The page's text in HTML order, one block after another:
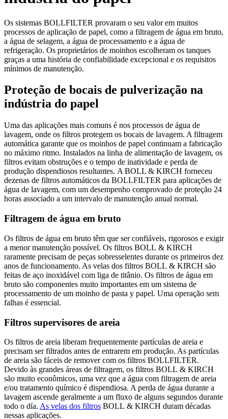
Os sistemas BOLLFILTER provaram o seu valor em muitos
processos de aplicação de papel, como a filtragem de água em bruto,
a água de selagem, a água de processamento e a água de
refrigeração. Os proprietários de moinhos escolheram os tanques
graças a uma história de confiabilidade excepcional e os requisitos
mínimos de manutenção.
Proteção de bocais de pulverização na
indústria do papel
Uma das aplicações mais comuns é nos processos de água de
lavagem, onde os filtros protegem os bocais de lavagem. A filtragem
automática garante que os moinhos de papel continuam a fabricação
no máximo ritmo. Instalados na linha de alimentação de lavagem, os
filtros evitam obstruções e o tempo de inatividade e perda de
produção dispendiosos resultantes. A BOLL & KIRCH forneceu
dezenas de filtros automáticos da BOLLFILTER para aplicações de
água de lavagem, com um desempenho comprovado de proteção 24
horas associado a um intervalo de manutenção anual normal.
Filtragem de água em bruto
Os filtros de água em bruto têm que ser confiáveis, rigorosos e exigir
a menor manutenção possível. Os filtros BOLL & KIRCH
raramente precisam de peças sobresselentes durante os primeiros dez
anos de funcionamento. As velas dos filtros BOLL & KIRCH são
feitas de aço inoxidável com liga de titânio. Os filtros de água em
bruto são componentes muito importantes em um sistema de
processamento de um moinho de pasta y papel. Uma operação sem
falhas é essencial.
Filtros supervisores de areia
Os filtros de areia liberam frequentemente partículas de areia e
precisam ser filtrados antes de entrarem em produção. As partículas
de areia são fáceis de remover com os filtros BOLLFILTER.
Devido às grandes áreas de filtragem, os filtros BOLL & KIRCH
são muito econômicos, uma vez que a água com filtragem de areia
e/ou tratamento químico é dispendiosa. A perda de água durante a
lavagem ascende geralmente a um fluxo de alguns segundos durante
todo o día. As velas dos filtros BOLL & KIRCH duram décadas
nessas aplicações.